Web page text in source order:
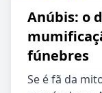
Anúbis: o
fúnebres
Se é fã da